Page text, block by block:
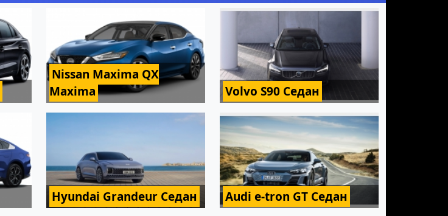
Nissan Maxima QX
Maxima
Volvo S90 Седан
Hyundai Grandeur Седан Audi e-tron GT Седан